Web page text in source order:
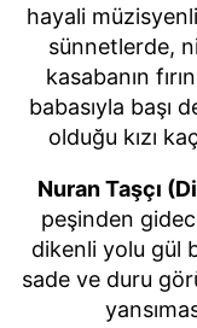
hayali
sünnetlerde,
kasabanın
babasıyla başı
olduğu kızı
Nuran Taşçı
peşinden
dikenli yolu gül
sade ve duru